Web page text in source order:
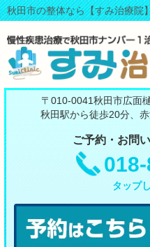
秋田市の整体なら【すみ治療院
〒010-0041秋田市広面
秋田駅から徒歩20分、
ご予約・お問
タップ